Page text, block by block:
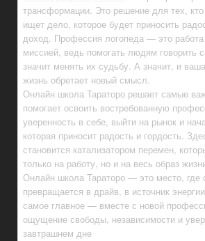
трансформации. Это решение для тех,
ищет дело, которое будет приносить
доход. Профессия логопеда — это работа
миссией, ведь помогать людям говорить
значит менять их судьбу. А значит, и
жизнь обретает новый смысл.
Онлайн школа Тараторо решает самые
помогает освоить востребованную
уверенность в себе, выйти на рынок и
которая приносит радость и гордость.
становится катализатором перемен,
только на работу, но и на весь образ
Онлайн школа Тараторо — это место, где
превращается в драйв, в источник
самое главное — вместе с новой
ощущение свободы, независимости и
завтрашнем дне